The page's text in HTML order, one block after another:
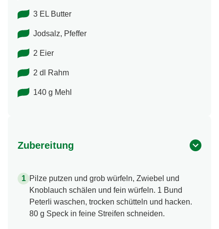
3 EL Butter
Jodsalz, Pfeffer
2 Eier
2 dl Rahm
140 g Mehl
Zubereitung
Pilze putzen und grob würfeln, Zwiebel und
Knoblauch schälen und fein würfeln. 1 Bund
Peterli waschen, trocken schütteln und hacken.
80 g Speck in feine Streifen schneiden.